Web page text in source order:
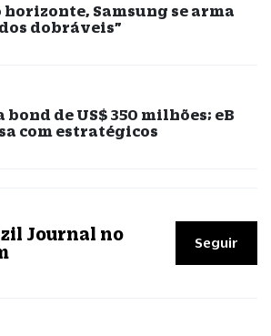
horizonte, Samsung se arma
dobráveis”
de US$ 350 milhões; eB
com estratégicos
Journal no
Seguir